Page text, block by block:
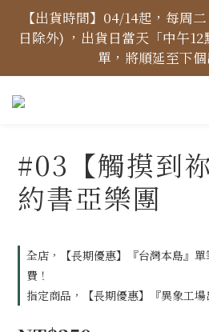
【價格標示更新】異象出版品
折扣一律購物
【出貨時間】04/14起，每周
日除外) ，出貨日當天「中午
單，將順延至下個
【免運金額】台灣地區全站
【價格標示更新】異象出版品-
折扣一律購物車
#03【觸摸到
約書亞樂團
全店，【長期優惠】『台灣本島』
費！
指定商品，【長期優惠】『異象工